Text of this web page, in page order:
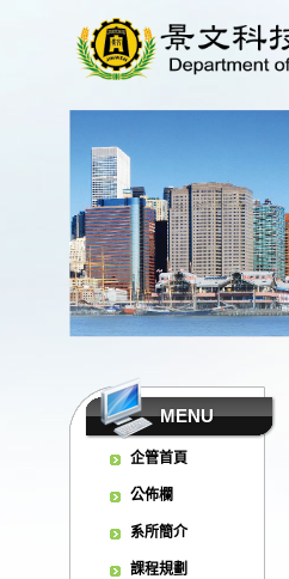
MENU
企管首頁
公佈欄
系所簡介
課程規劃